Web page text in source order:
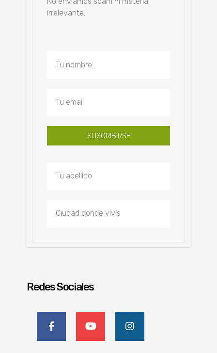
irrelevante.
SUSCRIBIRSE
Redes Sociales